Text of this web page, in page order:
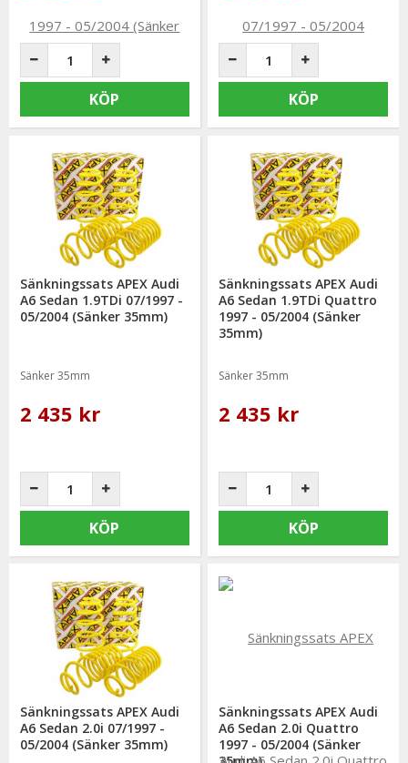
KÖP KÖP
Sänkningssats APEX Audi
A6 Sedan 1.9TDi 07/1997 -
05/2004 (Sänker 35mm)
Sänker 35mm
2 435 kr
KÖP
Sänkningssats APEX Audi
A6 Sedan 1.9TDi Quattro
1997 - 05/2004 (Sänker
35mm)
Sänker 35mm
2 435 kr
KÖP
Sänkningssats APEX Audi
A6 Sedan 2.0i 07/1997 -
05/2004 (Sänker 35mm)
Sänkningssats APEX Audi
A6 Sedan 2.0i Quattro
1997 - 05/2004 (Sänker